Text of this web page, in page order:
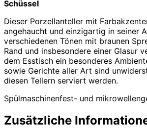
Schüssel
Dieser Porzellanteller mit
angehaucht und einzigartig in seiner
verschiedenen Tönen mit braunen
Rand und insbesondere einer Glasur
dem Esstisch ein besonderes
sowie Gerichte aller Art sind
diesen Tellern serviert werden.
Spülmaschinenfest- und
Zusätzliche